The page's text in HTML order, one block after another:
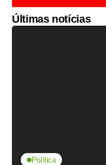
Últimas notícias
Política